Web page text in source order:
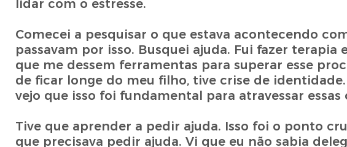
lidar com o estresse.
Comecei a pesquisar o que estava acontecendo
passavam por isso. Busquei ajuda. Fui fazer
que me dessem ferramentas para superar esse
de ficar longe do meu filho, tive crise de
vejo que isso foi fundamental para atravessar essas
Tive que aprender a pedir ajuda. Isso foi o ponto
que precisava pedir ajuda. Vi que eu não sabia